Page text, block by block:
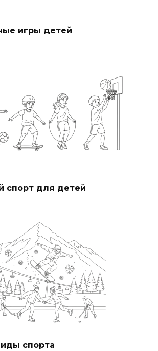
игры детей
спорт для детей
спорта